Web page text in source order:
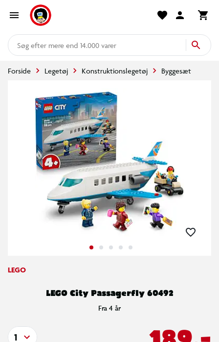
mere end 14.000 varer
Forside Legetøj Konstruktionslegetøj Byggesæt
LEGO
LEGO City Passagerfly 60492
Fra 4 år
1